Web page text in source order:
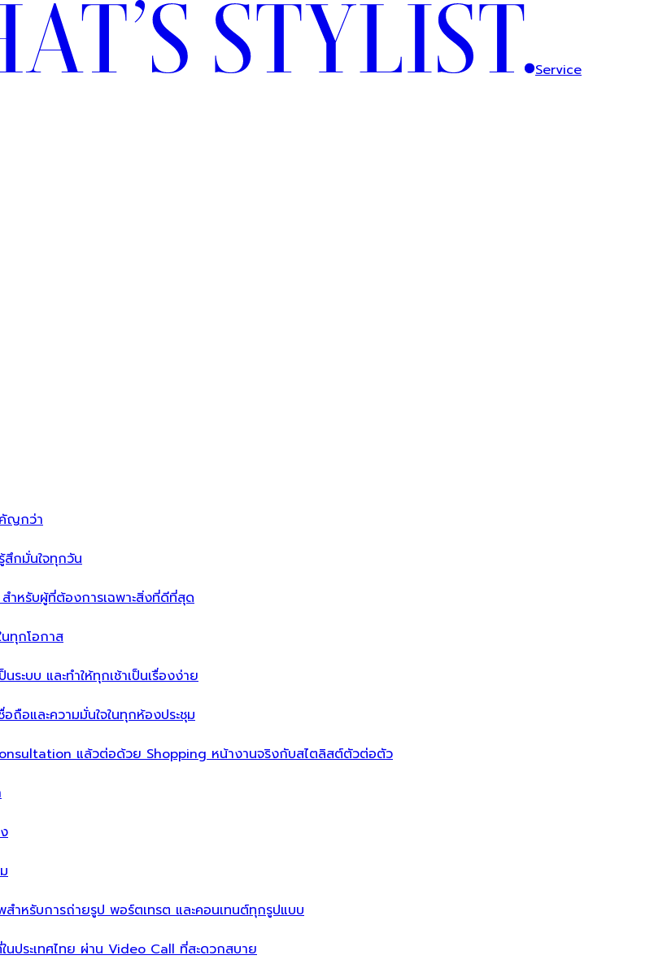
Service
คัญกว่า
กมั่นใจทุกวัน
ำหรับผู้ที่ต้องการเฉพาะสิ่งที่ดีที่สุด
ทุกโอกาส
ะบบ และทำให้ทุกเช้าเป็นเรื่องง่าย
อและความมั่นใจในทุกห้องประชุม
แล้วต่อด้วย Shopping หน้างานจริงกับสไตลิสต์ตัวต่อตัว
ำหรับการถ่ายรูป พอร์ตเทรต และคอนเทนต์ทุกรูปแบบ
ระเทศไทย ผ่าน Video Call ที่สะดวกสบาย